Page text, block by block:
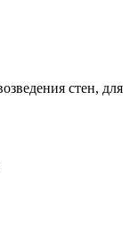
стен, для